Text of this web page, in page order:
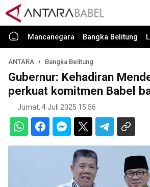
Mancanegara Bangka Belitung
ANTARA Bangka Belitung
Gubernur: Kehadiran
perkuat komitmen Babel
Jumat, 4 Juli 2025 15:56